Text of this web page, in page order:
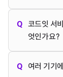
- 프로그래
프로그래밍
분야와 진
바로가기를
[구독 이력
쿠폰 적용
코드잇 강
레슨은 동
Q 코드잇 서
엇인가요?
[데스크톱
Q 여러 기기